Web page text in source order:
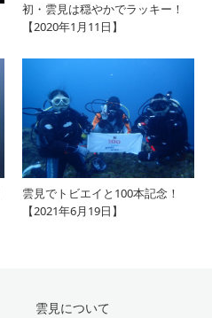
初・雲見は穏やかでラッキー！
【2020年1月11日】
雲見でトビエイと100本記念！
【2021年6月19日】
雲見について